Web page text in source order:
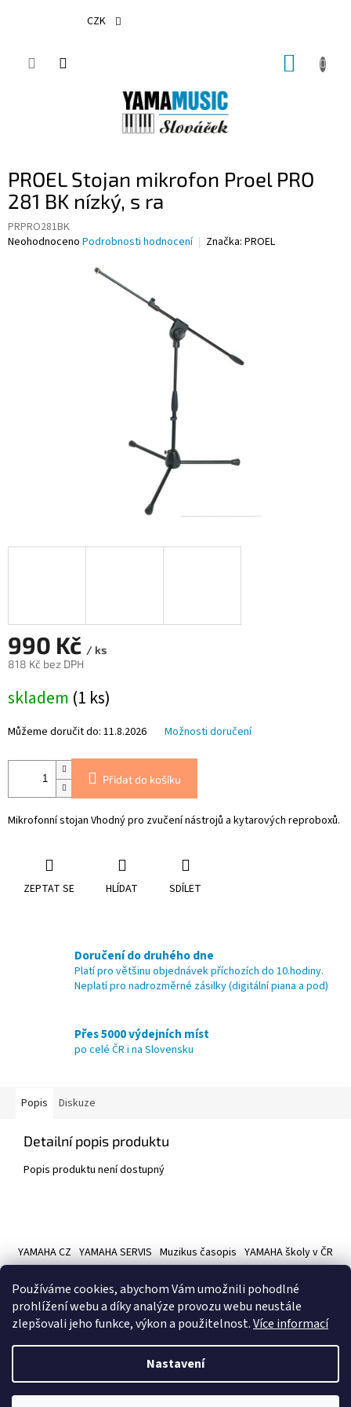
Používáme cookies, abychom Vám umožnili pohodlné
prohlížení webu a díky analýze provozu webu neustále
zlepšovali jeho funkce, výkon a použitelnost.Více informací
Nastavení
CZK
PROEL Stojan mikrofon Proel PRO
281 BK nízký, s ra
PRPRO281BK
Průměrné
Neohodnoceno Podrobnosti hodnocení Značka: PROEL
990 Kč / ks
818 Kč bez DPH
cena:
skladem (1 ks)
Můžeme doručit do: 11.8.2026 Možnosti doručení
Přidat do košíku
Mikrofonní stojan Vhodný pro zvučení nástrojů a kytarových reproboxů.
ZEPTAT SE HLÍDAT SDÍLET
Doručení do druhého dne
Platí pro většinu objednávek příchozích do 10.hodiny.
Neplatí pro nadrozměrné zásilky (digitální piana a pod)
Přes 5000 výdejních míst
po celé ČR i na Slovensku
Popis Diskuze
Detailní popis produktu
Popis produktu není dostupný
p
YAMAHA CZ YAMAHA SERVIS Muzikus časopis YAMAHA školy v ČR
Copyright 2026Hudební nástroje YAMAMUSIC. Všechna práva